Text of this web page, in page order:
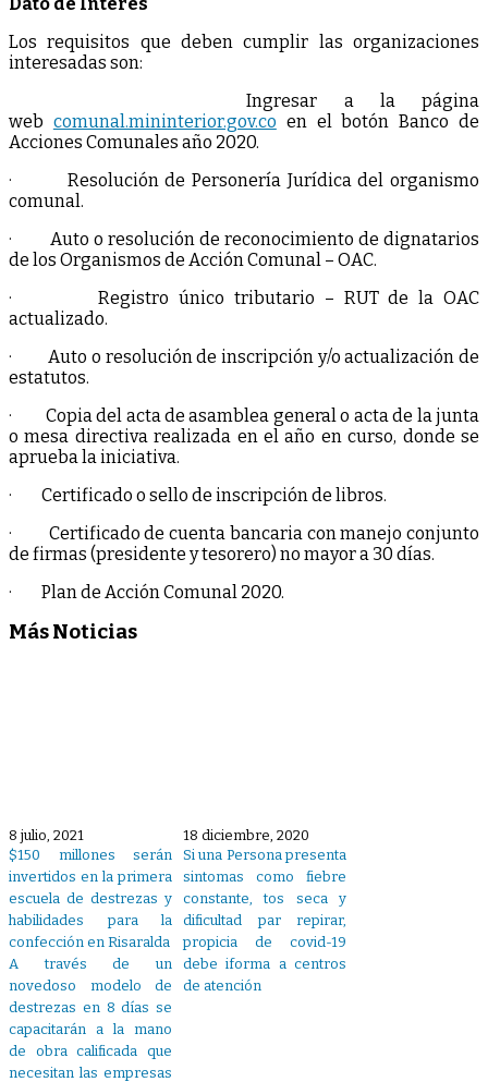
Los requisitos que deben cumplir las organizaciones
interesadas son:
Ingresar a la página
web comunal.mininterior.gov.co en el botón Banco de
Acciones Comunales año 2020.
· Resolución de Personería Jurídica del organismo
comunal.
· Auto o resolución de reconocimiento de dignatarios
de los Organismos de Acción Comunal – OAC.
· Registro único tributario – RUT de la OAC
actualizado.
· Auto o resolución de inscripción y/o actualización de
estatutos.
· Copia del acta de asamblea general o acta de la junta
o mesa directiva realizada en el año en curso, donde se
aprueba la iniciativa.
· Certificado o sello de inscripción de libros.
· Certificado de cuenta bancaria con manejo conjunto
de firmas (presidente y tesorero) no mayor a 30 días.
· Plan de Acción Comunal 2020.
Más Noticias
8 julio, 2021
$150 millones serán
invertidos en la primera
escuela de destrezas y
habilidades para la
confección en Risaralda
A través de un
novedoso modelo de
destrezas en 8 días se
capacitarán a la mano
de obra calificada que
necesitan las empresas
18 diciembre, 2020
Si una Persona presenta
sintomas como fiebre
constante, tos seca y
dificultad par repirar,
propicia de covid-19
debe iforma a centros
de atención